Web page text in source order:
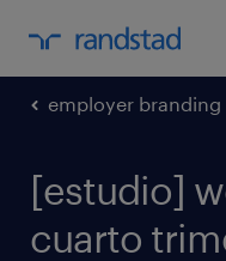
employer branding
[estudio]
cuarto